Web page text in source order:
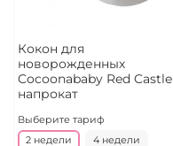
Кокон для
новорожденных
Cocoonababy Red Castle
напрокат
Выберите тариф
2 недели
4 недели